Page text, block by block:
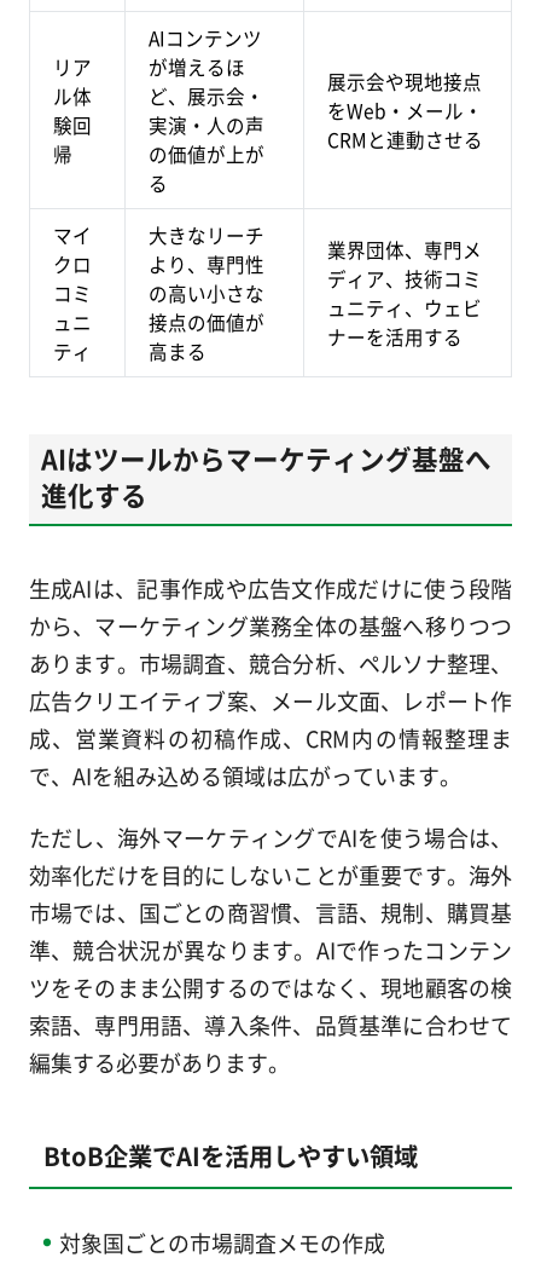
リア
ル体
験回
帰
AIコンテンツ
が増えるほ
ど、展示会・
実演・人の声
の価値が上が
る
展示会や現地接点
をWeb・メール・
CRMと連動させる
マイ
クロ
コミ
ュニ
ティ
大きなリーチ
より、専門性
の高い小さな
接点の価値が
高まる
業界団体、専門メ
ディア、技術コミ
ュニティ、ウェビ
ナーを活用する
AIはツールからマーケティング基盤へ
進化する
生成AIは、記事作成や広告文作成だけに使う段階
から、マーケティング業務全体の基盤へ移りつつ
あります。市場調査、競合分析、ペルソナ整理、
広告クリエイティブ案、メール文面、レポート作
成、営業資料の初稿作成、CRM内の情報整理ま
で、AIを組み込める領域は広がっています。
ただし、海外マーケティングでAIを使う場合は、
効率化だけを目的にしないことが重要です。海外
市場では、国ごとの商習慣、言語、規制、購買基
準、競合状況が異なります。AIで作ったコンテン
ツをそのまま公開するのではなく、現地顧客の検
索語、専門用語、導入条件、品質基準に合わせて
編集する必要があります。
BtoB企業でAIを活用しやすい領域
対象国ごとの市場調査メモの作成